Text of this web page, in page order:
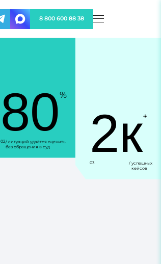
8 800 600 88 38
80%
02/ ситуаций удаётся оценить
без обращения в суд
2к+
03
/ успешных
кейсов